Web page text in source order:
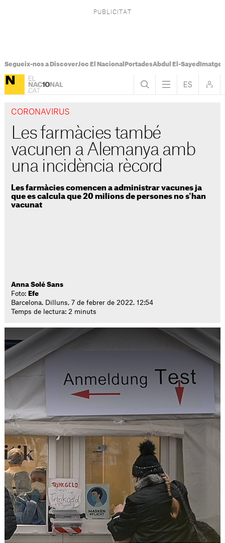
Segueix-nos a DiscoverJoc El Nacional PortadesAbdul El-Sayed
CORONAVIRUS
Les farmàcies també
vacunen a Alemanya amb
una incidència rècord
Les farmàcies comencen a administrar vacunes ja
que es calcula que 20 milions de persones no s'han
vacunat
Anna Solé Sans
Foto: Efe
Barcelona. Dilluns, 7 de febrer de 2022. 12:54
Temps de lectura: 2 minuts